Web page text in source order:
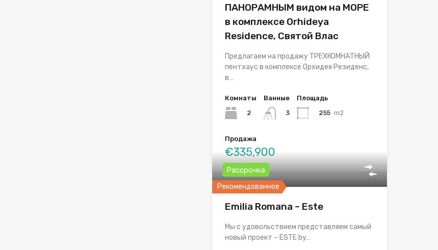
ПАНОРАМНЫМ видом на МОРЕ
в комплексе Orhideya
Residence, Святой Влас
Предлагаем на продажу ТРЕХКОМНАТНЫЙ
пентхаус в комплексе Орхидея Резиденс,
в…
Комнаты
2
Ванные
3
Площадь
255 m2
Продажа
€335,900
Рекомендованное
Рассрочка
Emilia Romana – Este
Мы с удовольствием представляем самый
новый проект – ESTE by…